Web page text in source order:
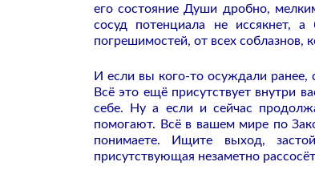
его состояние Души дробно,
сосуд потенциала не иссякнет,
погрешимостей, от всех соблазнов,
И если вы кого-то осуждали ранее,
Всё это ещё присутствует внутри
себе. Ну а если и сейчас
помогают. Всё в вашем мире по
понимаете. Ищите выход,
присутствующая незаметно